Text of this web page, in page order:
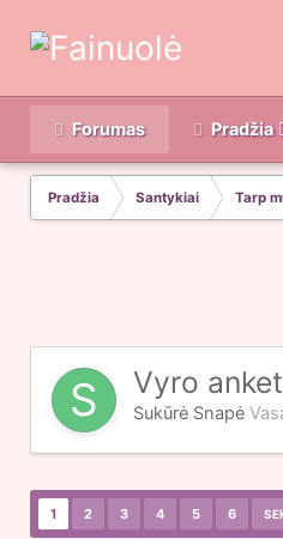
Forumas Pradžia
Pradžia Santykiai Tarp
Vyro
Sukūrė Snapė
1 2 3 4 5 6